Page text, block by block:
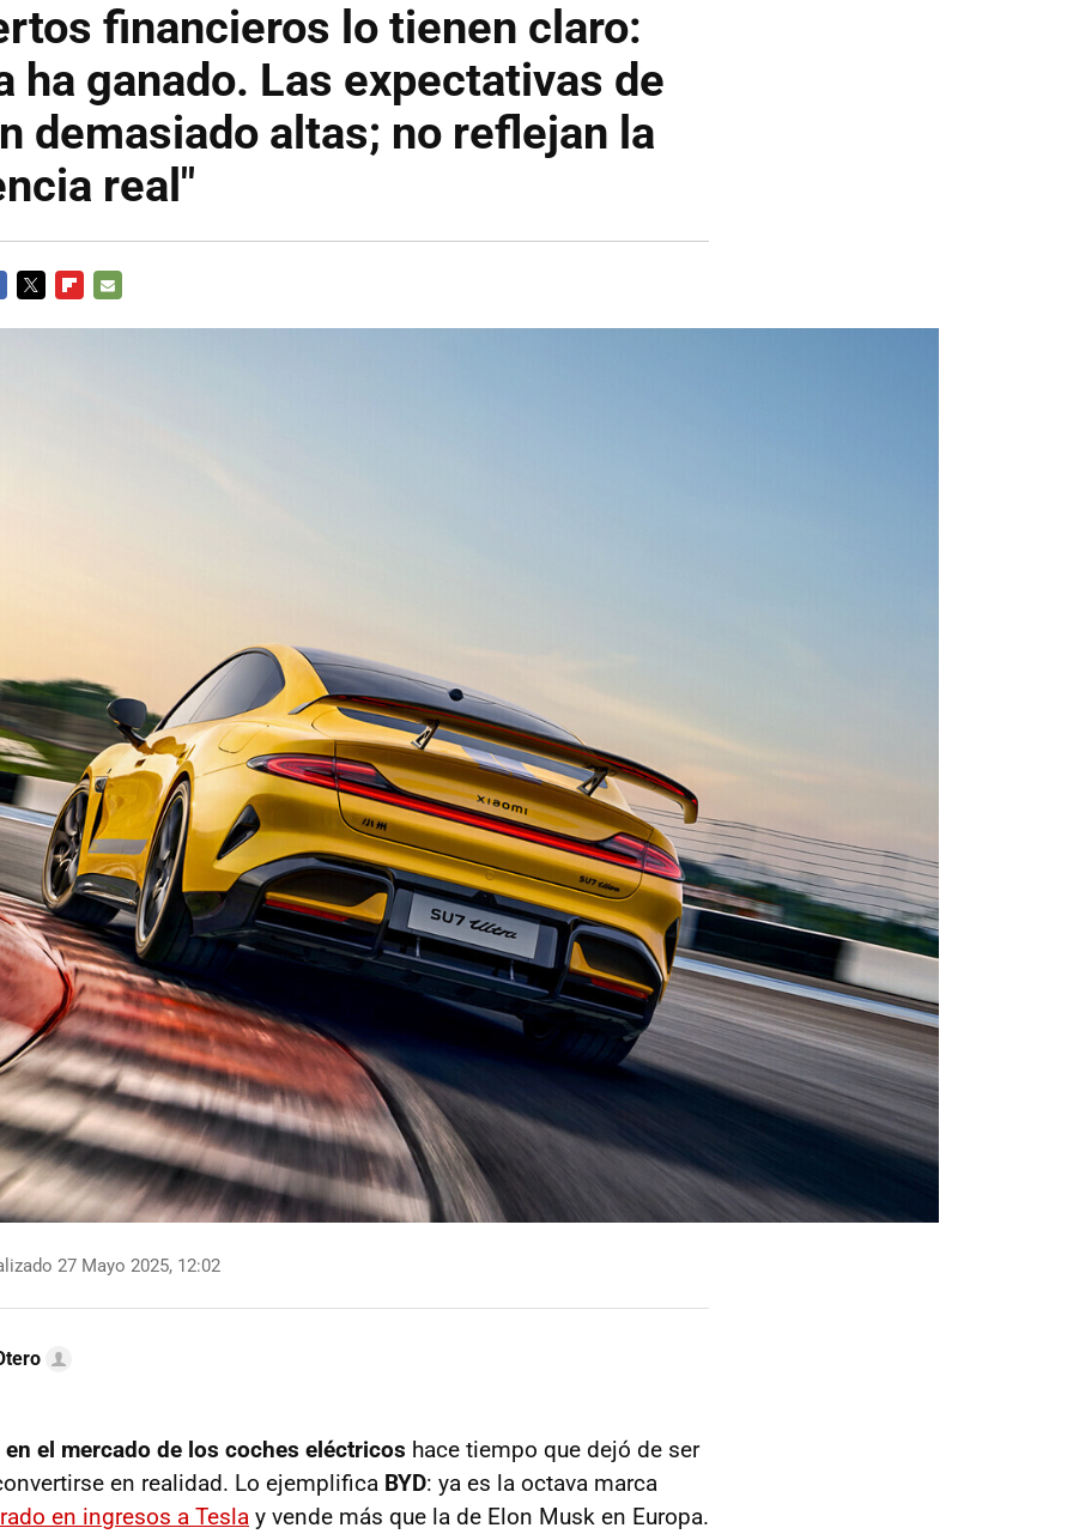
financieros lo tienen claro:
ha ganado. Las expectativas de
demasiado altas; no reflejan la
real"
27 Mayo 2025, 12:02
el mercado de los coches eléctricos hace tiempo que dejó de ser
en realidad. Lo ejemplifica BYD: ya es la octava marca
en ingresos a Tesla y vende más que la de Elon Musk en Europa.